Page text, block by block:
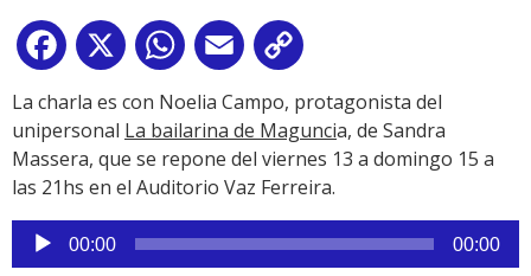
Facebook
X WhatsApp
Email
Link
La charla es con Noelia Campo, protagonista del
unipersonal La bailarina de Maguncia, de Sandra
Massera, que se repone del viernes 13 a domingo 15 a
las 21hs en el Auditorio Vaz Ferreira.
Reproductor
de
00:00 00:00